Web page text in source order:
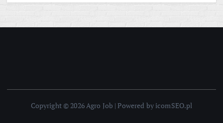
Copyright © 2026 Agro Job | Powered by icomSEO.pl